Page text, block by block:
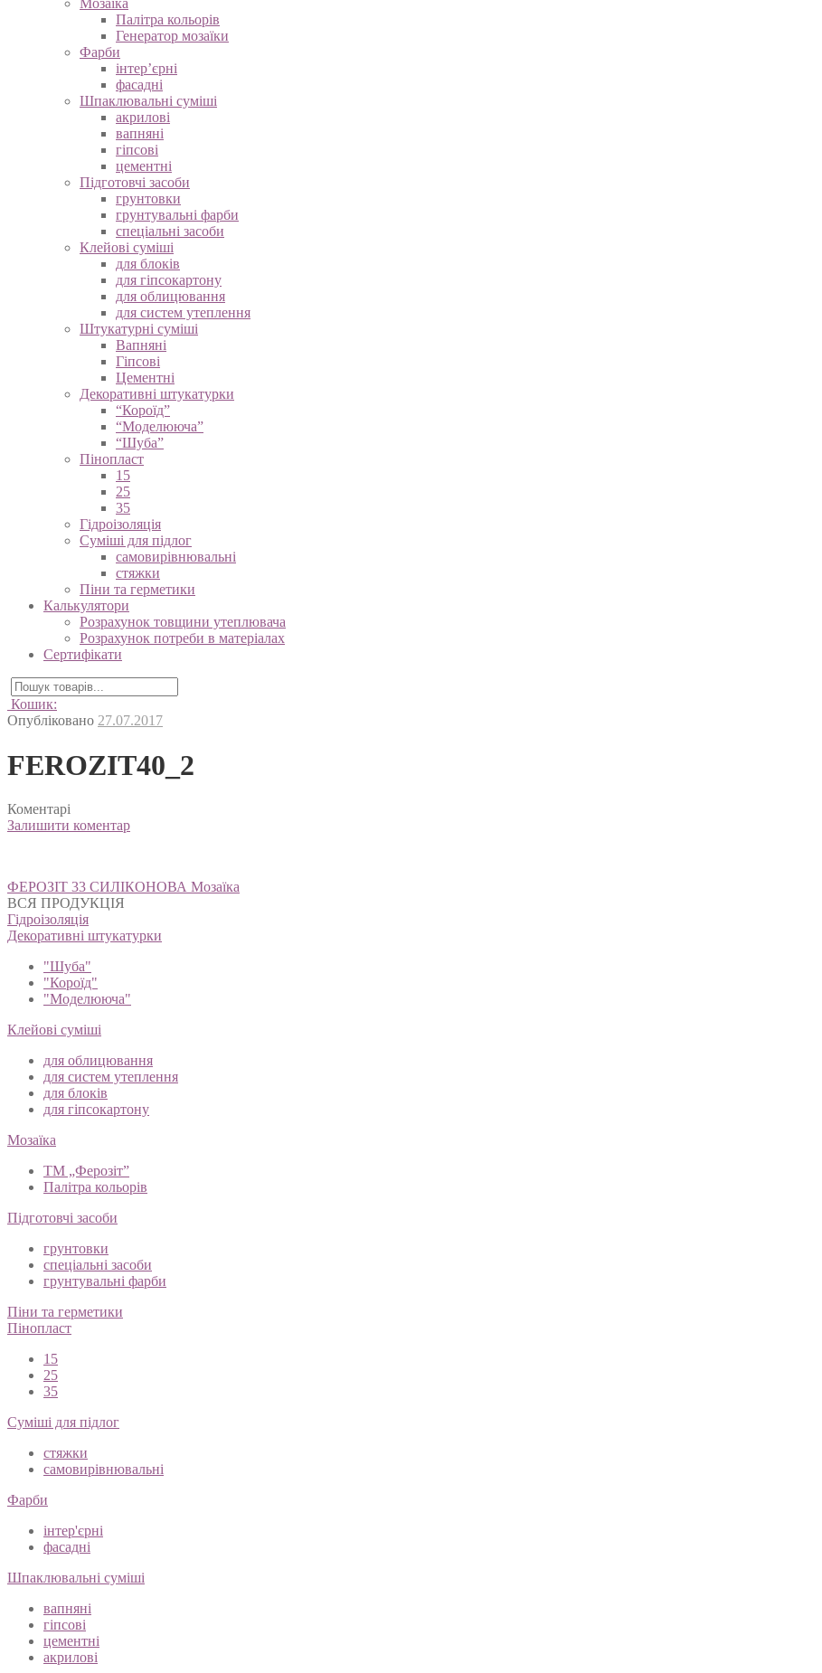
КАТАЛОГ ТОВАРІВ
Мозаїка
Палітра кольорів
Генератор мозаїки
Фарби
інтер’єрні
фасадні
Шпаклювальні суміші
акрилові
вапняні
гіпсові
цементні
Підготовчі засоби
грунтовки
грунтувальні фарби
спеціальні засоби
Клейові суміші
для блоків
для гіпсокартону
для облицювання
для систем утеплення
Штукатурні суміші
Вапняні
Гіпсові
Цементні
Декоративні штукатурки
“Короїд”
“Моделююча”
“Шуба”
Пінопласт
15
25
35
Гідроізоляція
Суміші для підлог
самовирівнювальні
стяжки
Піни та герметики
Калькулятори
Розрахунок товщини утеплювача
Розрахунок потреби в матеріалах
Сертифікати
Кошик:
FEROZIT40_2
Коментарі
Навігація
записів
ФЕРОЗІТ 33 СИЛІКОНОВА Мозаїка
ВСЯ ПРОДУКЦІЯ
Гідроізоляція
"Шуба"
"Короїд"
для облицювання
для систем утеплення
для блоків
ТМ „Ферозіт”
грунтовки
спеціальні засоби
Піни та герметики
15
25
стяжки
інтер'єрні
вапняні
гіпсові
цементні